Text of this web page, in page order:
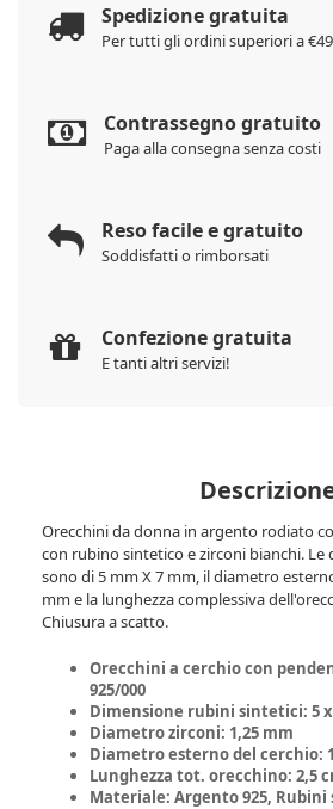
Spedizione gratuita
Per tutti gli ordini superiori a €49
Contrassegno gratuito
Paga alla consegna senza costi
Reso facile e gratuito
Soddisfatti o rimborsati
Confezione gratuita
E tanti altri servizi!
Orecchini da donna in argento rodiato
con rubino sintetico e zirconi bianchi. Le
sono di 5 mm X 7 mm, il diametro
mm e la lunghezza complessiva
Chiusura a scatto.
Orecchini a cerchio con
925/000
Dimensione rubini sintetici: 5
Diametro zirconi: 1,25 mm
Diametro esterno del cerchio:
Lunghezza tot. orecchino: 2,5
Materiale: Argento 925,